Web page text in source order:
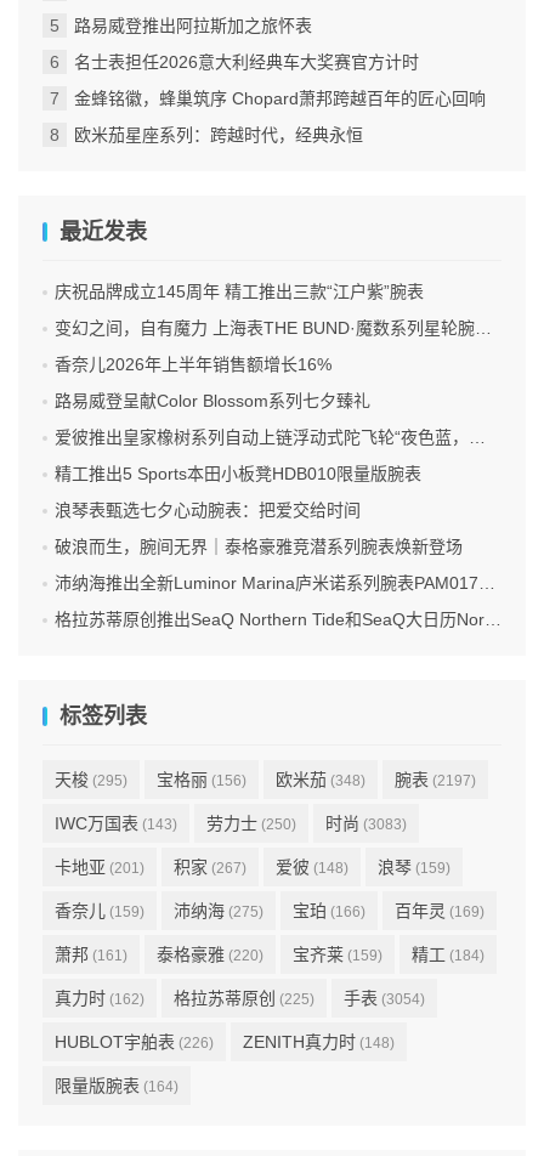
路易威登推出阿拉斯加之旅怀表
名士表担任2026意大利经典车大奖赛官方计时
金蜂铭徽，蜂巢筑序 Chopard萧邦跨越百年的匠心回响
欧米茄星座系列：跨越时代，经典永恒
最近发表
庆祝品牌成立145周年 精工推出三款“江户紫”腕表
变幻之间，自有魔力 上海表THE BUND·魔数系列星轮腕表焕新双面登场
香奈儿2026年上半年销售额增长16%
路易威登呈献Color Blossom系列七夕臻礼
爱彼推出皇家橡树系列自动上链浮动式陀飞轮“夜色蓝，云50”陶瓷腕表
精工推出5 Sports本田小板凳HDB010限量版腕表
浪琴表甄选七夕心动腕表：把爱交给时间
破浪而生，腕间无界｜泰格豪雅竞潜系列腕表焕新登场
沛纳海推出全新Luminor Marina庐米诺系列腕表PAM01707 标志性设计融合高科技材质
格拉苏蒂原创推出SeaQ Northern Tide和SeaQ大日历Northern Tide限量版腕表
标签列表
天梭 (295) 宝格丽 (156) 欧米茄 (348) 腕表 (2197)
IWC万国表 (143) 劳力士 (250) 时尚 (3083)
卡地亚 (201) 积家 (267) 爱彼 (148) 浪琴 (159)
香奈儿 (159) 沛纳海 (275) 宝珀 (166) 百年灵 (169)
萧邦 (161) 泰格豪雅 (220) 宝齐莱 (159) 精工 (184)
真力时 (162) 格拉苏蒂原创 (225) 手表 (3054)
HUBLOT宇舶表 (226) ZENITH真力时 (148)
限量版腕表 (164)